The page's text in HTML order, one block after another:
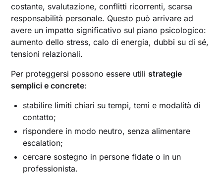
costante, svalutazione, conflitti ricorrenti, scarsa
responsabilità personale. Questo può arrivare ad
avere un impatto significativo sul piano psicologico:
aumento dello stress, calo di energia, dubbi su di sé,
tensioni relazionali.
Per proteggersi possono essere utili strategie
semplici e concrete:
stabilire limiti chiari su tempi, temi e modalità di
contatto;
rispondere in modo neutro, senza alimentare
escalation;
cercare sostegno in persone fidate o in un
professionista.